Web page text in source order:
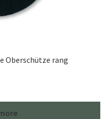
Oberschütze rang